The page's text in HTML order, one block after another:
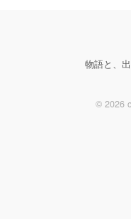
物語と、
© 2026